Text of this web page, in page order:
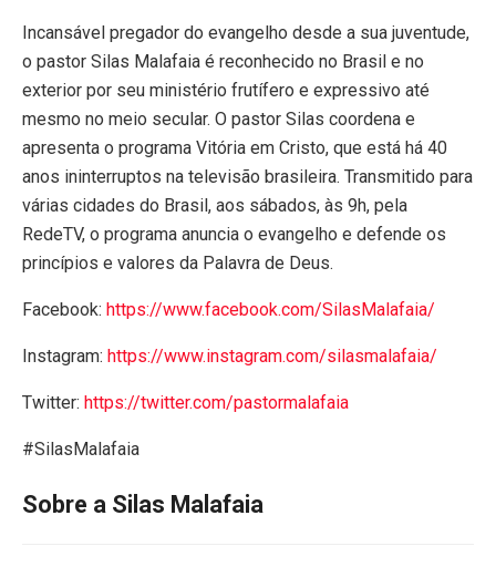
Incansável pregador do evangelho desde a sua juventude,
o pastor Silas Malafaia é reconhecido no Brasil e no
exterior por seu ministério frutífero e expressivo até
mesmo no meio secular. O pastor Silas coordena e
apresenta o programa Vitória em Cristo, que está há 40
anos ininterruptos na televisão brasileira. Transmitido para
várias cidades do Brasil, aos sábados, às 9h, pela
RedeTV, o programa anuncia o evangelho e defende os
princípios e valores da Palavra de Deus.
Facebook: https://www.facebook.com/SilasMalafaia/
Instagram: https://www.instagram.com/silasmalafaia/
Twitter: https://twitter.com/pastormalafaia
#SilasMalafaia
Sobre a Silas Malafaia